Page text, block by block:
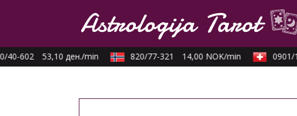
40-602 53,10 ден./min 820/77-321 14,00 NOK/min 0901/